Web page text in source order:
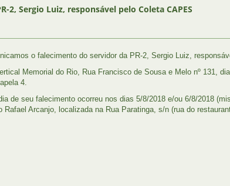
2, Sergio Luiz, responsável pelo Coleta CAPES
o falecimento do servidor da PR-2, Sergio Luiz,
Memorial do Rio, Rua Francisco de Sousa e Melo nº 131,
4.
de seu falecimento ocorreu nos dias 5/8/2018 e/ou 6/8/2018
Rafael Arcanjo, localizada na Rua Paratinga, s/n (rua do